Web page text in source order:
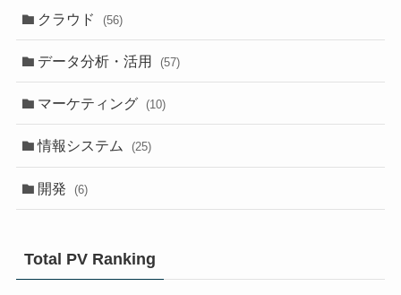
クラウド (56)
データ分析・活用 (57)
マーケティング (10)
情報システム (25)
開発 (6)
Total PV Ranking